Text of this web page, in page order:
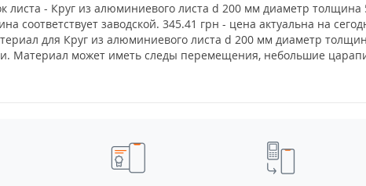
листа - Круг из алюминиевого листа d 200 мм диаметр толщина
соответствует заводской. 345.41 грн - цена актуальна на
для Круг из алюминиевого листа d 200 мм диаметр
Материал может иметь следы перемещения, небольшие